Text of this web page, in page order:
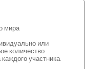
мира
или
количество
участника.